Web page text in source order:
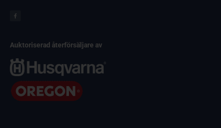
Auktoriserad återförsäljare av